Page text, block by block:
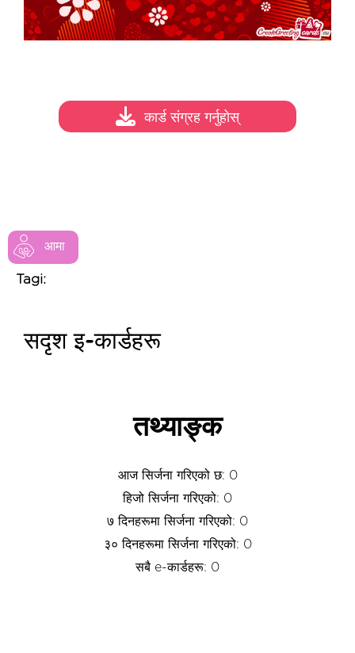
आमा
Tagi:
कार्ड संग्रह गर्नुहोस्
सदृश इ-कार्डहरू
तथ्याङ्क
आज सिर्जना गरिएको छ: 0
हिजो सिर्जना गरिएको: 0
७ दिनहरूमा सिर्जना गरिएको: 0
३० दिनहरूमा सिर्जना गरिएको: 0
सबै e-कार्डहरू: 0